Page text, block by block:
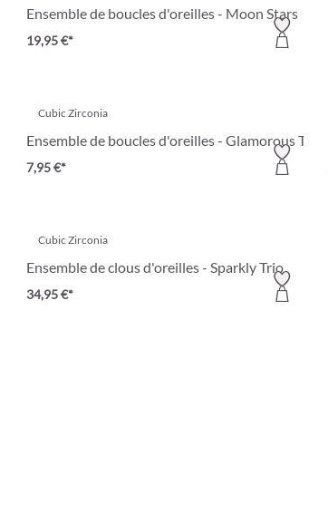
Ensemble de boucles d'oreilles - Moon Stars
19,95 €*
Cubic Zirconia
Ensemble de boucles d'oreilles - Glamorous Trio
7,95 €*
Cubic Zirconia
Ensemble de clous d'oreilles - Sparkly Trio
34,95 €*